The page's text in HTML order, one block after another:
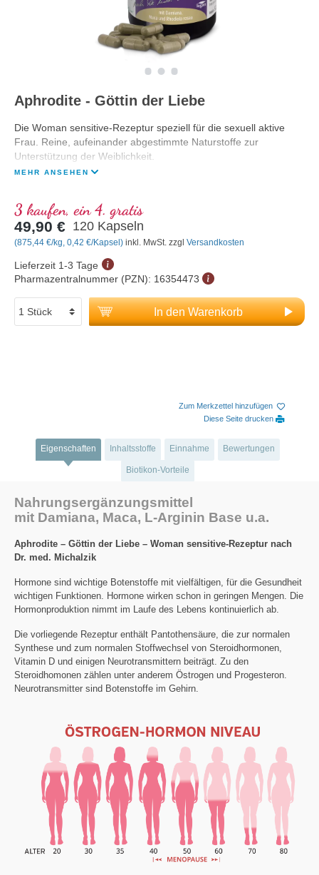
Aphrodite - Göttin der Liebe
Die Woman sensitive-Rezeptur speziell für die sexuell aktive
Frau. Reine, aufeinander abgestimmte Naturstoffe zur
Unterstützung der Weiblichkeit.
MEHR ANSEHEN
3 kaufen, ein 4. gratis
49,90 € 120 Kapseln
(875,44 €/kg, 0,42 €/Kapsel) inkl. MwSt. zzgl Versandkosten
Lieferzeit 1-3 Tage
Pharmazentralnummer (PZN): 16354473
In den Warenkorb
Zum Merkzettel hinzufügen
Diese Seite drucken
Eigenschaften Inhaltsstoffe Einnahme Bewertungen
Biotikon-Vorteile
Nahrungsergänzungsmittel
mit Damiana, Maca, L-Arginin Base u.a.
Aphrodite – Göttin der Liebe – Woman sensitive-Rezeptur nach
Dr. med. Michalzik
Hormone sind wichtige Botenstoffe mit vielfältigen, für die Gesundheit
wichtigen Funktionen. Hormone wirken schon in geringen Mengen. Die
Hormonproduktion nimmt im Laufe des Lebens kontinuierlich ab.
Die vorliegende Rezeptur enthält Pantothensäure, die zur normalen
Synthese und zum normalen Stoffwechsel von Steroidhormonen,
Vitamin D und einigen Neurotransmittern beiträgt. Zu den
Steroidhomonen zählen unter anderem Östrogen und Progesteron.
Neurotransmitter sind Botenstoffe im Gehirn.